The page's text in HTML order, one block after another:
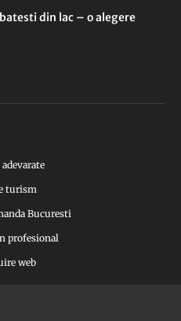
din lac – o alegere
turism
Bucuresti
profesional
web